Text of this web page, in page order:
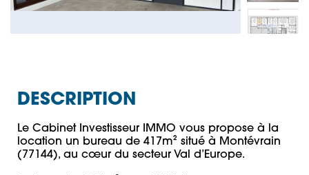
DESCRIPTION
Le Cabinet Investisseur IMMO vous propose à la
location un bureau de 417m² situé à Montévrain
(77144), au cœur du secteur Val d’Europe.